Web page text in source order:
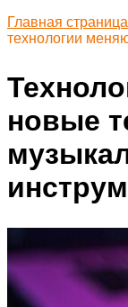
Главная страница
технологии
новые